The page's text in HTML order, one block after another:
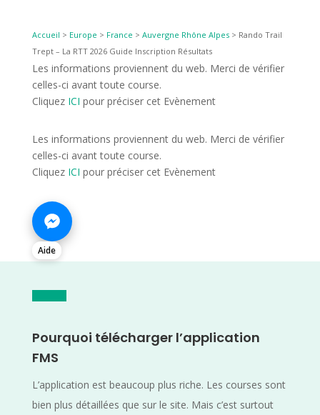
Accueil > Europe > France > Auvergne Rhône Alpes> Rando Trail
Trept – La RTT 2026 Guide Inscription Résultats
Les informations proviennent du web. Merci de vérifier
celles-ci avant toute course.
Cliquez ICI pour préciser cet Evènement
Les informations proviennent du web. Merci de vérifier
celles-ci avant toute course.
Cliquez ICI pour préciser cet Evènement
Aide
Pourquoi télécharger l’application
FMS
L’application est beaucoup plus riche. Les courses sont
bien plus détaillées que sur le site. Mais c’est surtout